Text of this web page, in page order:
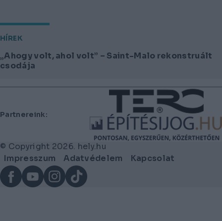
HÍREK
„Ahogy volt, ahol volt” – Saint-Malo rekonstruált
csodája
Lábléc
Partnereink:
© Copyright 2026. hely.hu
Lábléc
menü
Impresszum Adatvédelem
Kapcsolat
FacebookYouTubeInstagram